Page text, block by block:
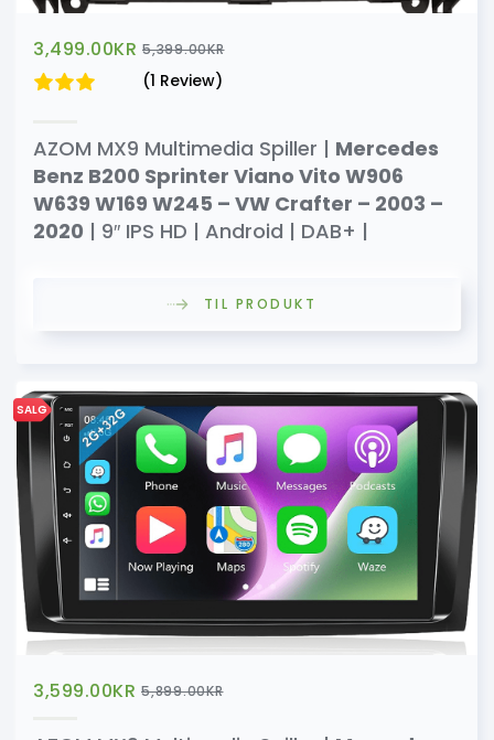
3,499.00KR 5,399.00KR
(1 Review)
AZOM MX9 Multimedia Spiller | Mercedes
Benz B200 Sprinter Viano Vito W906
W639 W169 W245 – VW Crafter – 2003 –
2020 | 9″ IPS HD | Android | DAB+ |
TIL PRODUKT
SALG
3,599.00KR 5,899.00KR